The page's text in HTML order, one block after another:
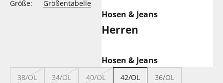
Größe: Größentabelle
Hosen & Jeans
Herren
Hosen & Jeans
38/OL 34/OL 40/OL 42/OL 36/OL